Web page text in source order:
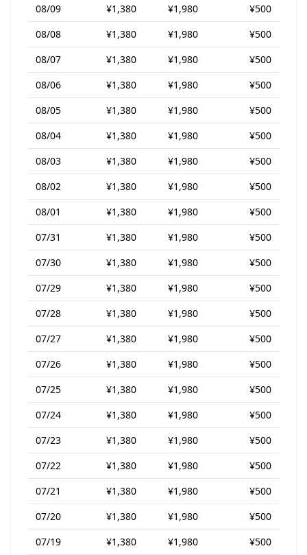
08/09 ¥1,380 ¥1,980
¥500
08/08
¥1,380 ¥1,980
¥500
08/07
¥1,380 ¥1,980
¥500
08/06
¥1,380 ¥1,980
¥500
08/05
¥1,380 ¥1,980
¥500
08/04
¥1,380 ¥1,980
¥500
08/03
¥1,380 ¥1,980
¥500
08/02
¥1,380 ¥1,980
¥500
08/01
¥1,380 ¥1,980
¥500
07/31
¥1,380 ¥1,980
¥500
07/30
¥1,380 ¥1,980
¥500
07/29
¥1,380 ¥1,980
¥500
07/28
¥1,380 ¥1,980
¥500
07/27
¥1,380 ¥1,980
¥500
07/26
¥1,380 ¥1,980
¥500
07/25
¥1,380 ¥1,980
¥500
07/24
¥1,380 ¥1,980
¥500
07/23
¥1,380 ¥1,980
¥500
07/22
¥1,380 ¥1,980
¥500
07/21
¥1,380 ¥1,980
¥500
07/20
¥1,380 ¥1,980
¥500
07/19
¥1,380 ¥1,980
¥500